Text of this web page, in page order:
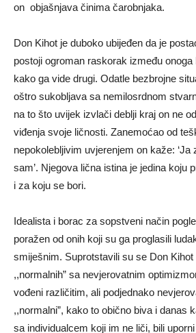
on objašnjava činima čarobnjaka.
Don Kihot je duboko ubijeđen da je
postoji ogroman raskorak između
kako ga vide drugi. Odatle bezbrojne
oštro sukobljava sa nemilosrdnom
na to što uvijek izvlači deblji kraj on ne
viđenja svoje ličnosti. Zanemoćao od
nepokolebljivim uvjerenjem on kaže: ‘Ja
sam’. Njegova lična istina je jedina koju
i za koju se bori.
Idealista i borac za sopstveni način
poražen od onih koji su ga proglasili
smiješnim. Suprotstavili su se Don
,,normalnih” sa nevjerovatnim
vođeni različitim, ali podjednako
,,normalni”, kako to obično biva i danas
sa individualcem koji im ne liči, bili